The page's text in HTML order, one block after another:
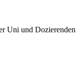
Uni und